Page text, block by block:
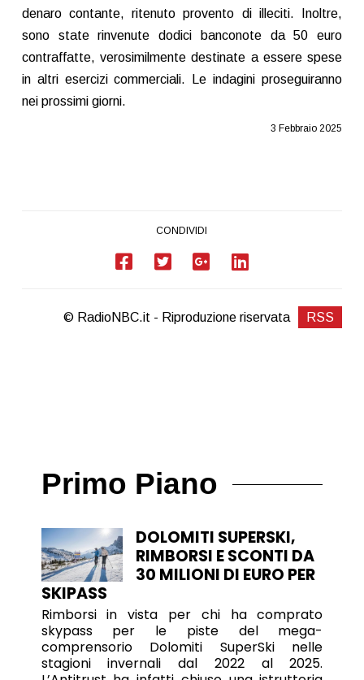
denaro contante, ritenuto provento di illeciti. Inoltre,
sono state rinvenute dodici banconote da 50 euro
contraffatte, verosimilmente destinate a essere spese
in altri esercizi commerciali. Le indagini proseguiranno
nei prossimi giorni.
3 Febbraio 2025
CONDIVIDI
© RadioNBC.it - Riproduzione riservata RSS
Primo Piano
DOLOMITI SUPERSKI,
RIMBORSI E SCONTI DA
30 MILIONI DI EURO PER
SKIPASS
Rimborsi in vista per chi ha comprato
skypass per le piste del mega-
comprensorio Dolomiti SuperSki nelle
stagioni invernali dal 2022 al 2025.